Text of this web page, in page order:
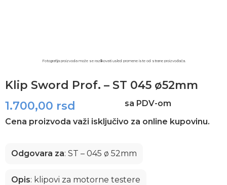
Fotografija proizvoda može se razlikovati usled promene iste od strane proizvođača.​
Klip Sword Prof. – ST 045 ø52mm
1.700,00 rsd
sa PDV-om
Cena proizvoda važi isključivo za online kupovinu.
Odgovara za: ST – 045 ø 52mm
Opis: klipovi za motorne testere